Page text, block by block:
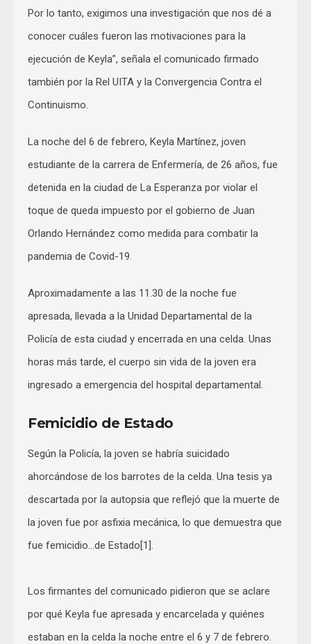
Por lo tanto, exigimos una investigación que nos dé a
conocer cuáles fueron las motivaciones para la
ejecución de Keyla”, señala el comunicado firmado
también por la Rel UITA y la Convergencia Contra el
Continuismo.
La noche del 6 de febrero, Keyla Martínez, joven
estudiante de la carrera de Enfermería, de 26 años, fue
detenida en la ciudad de La Esperanza por violar el
toque de queda impuesto por el gobierno de Juan
Orlando Hernández como medida para combatir la
pandemia de Covid-19.
Aproximadamente a las 11.30 de la noche fue
apresada, llevada a la Unidad Departamental de la
Policía de esta ciudad y encerrada en una celda. Unas
horas más tarde, el cuerpo sin vida de la joven era
ingresado a emergencia del hospital departamental.
Femicidio de Estado
Según la Policía, la joven se habría suicidado
ahorcándose de los barrotes de la celda. Una tesis ya
descartada por la autopsia que reflejó que la muerte de
la joven fue por asfixia mecánica, lo que demuestra que
fue femicidio…de Estado[1].
Los firmantes del comunicado pidieron que se aclare
por qué Keyla fue apresada y encarcelada y quiénes
estaban en la celda la noche entre el 6 y 7 de febrero.